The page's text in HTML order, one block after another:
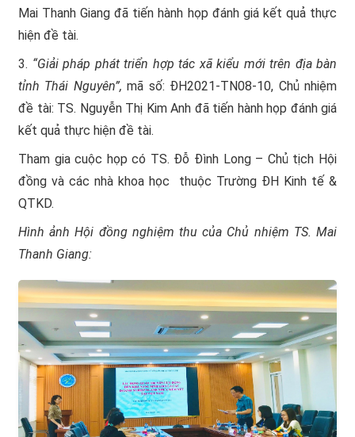
Mai Thanh Giang đã tiến hành họp đánh giá kết quả thực
hiện đề tài.
3. “Giải pháp phát triển hợp tác xã kiểu mới trên địa bàn
tỉnh Thái Nguyên”,mã số: ĐH2021-TN08-10, Chủ nhiệm
đề tài: TS. Nguyễn Thị Kim Anh đã tiến hành họp đánh giá
kết quả thực hiện đề tài.
Tham gia cuộc họp có TS. Đỗ Đình Long – Chủ tịch Hội
đồng và các nhà khoa học thuộc Trường ĐH Kinh tế &
QTKD.
Hình ảnh Hội đồng nghiệm thu của Chủ nhiệm TS. Mai
Thanh Giang: